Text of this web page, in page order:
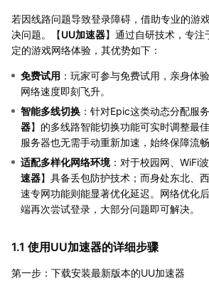
若因线路问题导致登录障碍，借助专业的游
决问题。【UU加速器】通过自研技术，专
定的游戏网络体验，其优势如下：
免费试用 ：玩家可参与免费试用，亲身体
网络速度即刻飞升。
智能多线切换 ：针对Epic这类动态分配服
器】的多线路智能切换功能可实时调整最
服务器也无需手动重新加速，始终保障流
适配多样化网络环境：对于校园网、WiFi
速器】具备丢包防护技术；而身处东北、
速专网功能则能显著优化延迟。网络优化
端再次尝试登录，大部分问题即可解决。
1.1 使用UU加速器的详细步骤
第一步：下载安装最新版本的UU加速器